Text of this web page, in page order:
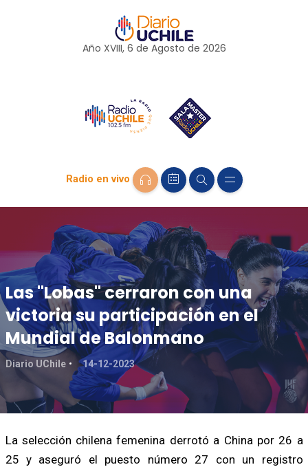
Año XVIII, 6 de Agosto de 2026
Radio en vivo
Las "Lobas" cerraron con una
victoria su participación en el
Mundial de Balonmano
Diario UChile 14-12-2023
La selección chilena femenina derrotó a China por 26 a
25 y aseguró el puesto número 27 con un registro